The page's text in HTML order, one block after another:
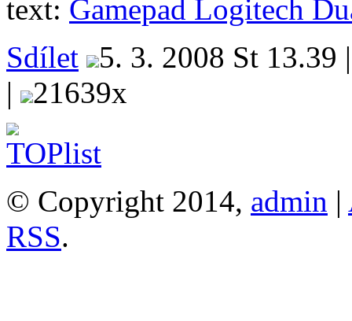
text: Gamepad Logitech
Sdílet
5. 3. 2008 St 13.39
|
21639x
© Copyright 2014, admin |
RSS.